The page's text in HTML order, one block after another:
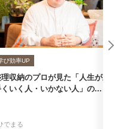
び効率UP
収納のプロが見た「人生が上
いく人・いかない人」の...
でまる